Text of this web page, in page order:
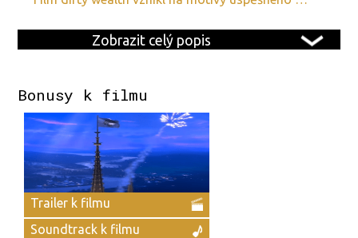
Zobrazit celý popis
Bonusy k filmu
Trailer k filmu
Soundtrack k filmu